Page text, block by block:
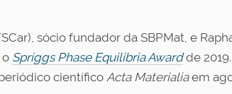
sócio fundador da SBPMat, e
o Spriggs Phase Equilibria Awardde
científico Acta Materialiaem